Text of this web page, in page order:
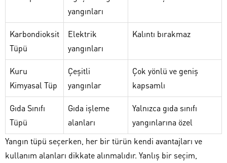
yangınları
Karbondioksit
Tüpü
Elektrik
yangınları
Kalıntı bırakmaz
Kuru
Kimyasal Tüp
Çeşitli
yangınlar
Çok yönlü ve geniş
kapsamlı
Gıda Sınıfı
Tüpü
Gıda işleme
alanları
Yalnızca gıda sınıfı
yangınlarına özel
Yangın tüpü seçerken, her bir türün kendi avantajları ve
kullanım alanları dikkate alınmalıdır. Yanlış bir seçim,